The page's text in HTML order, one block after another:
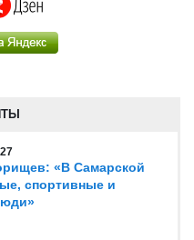
«В Самарской
спортивные и